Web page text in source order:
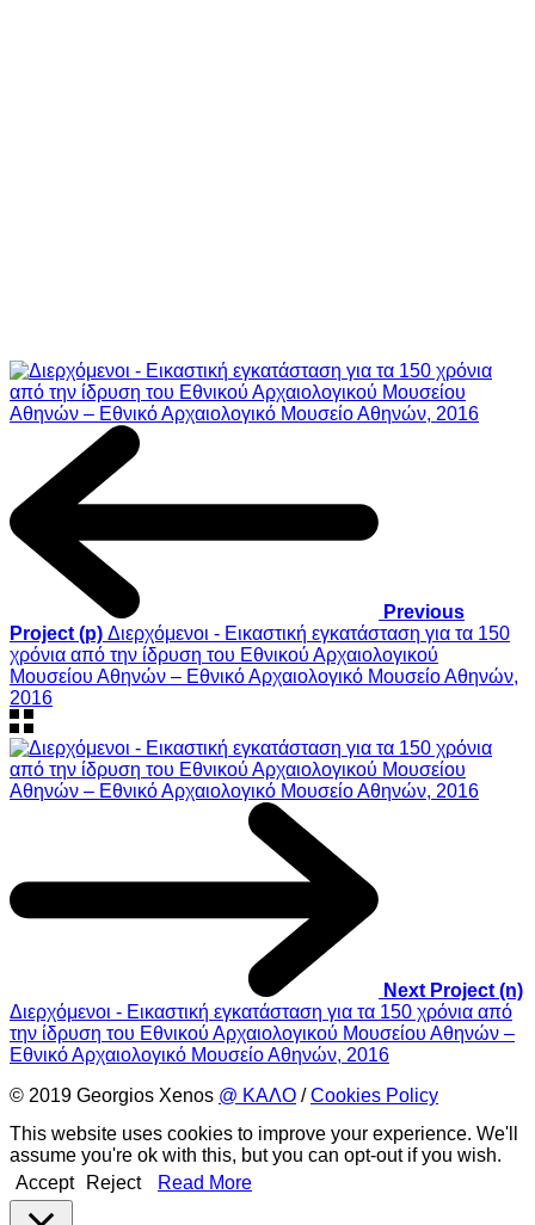
Previous
Project (p) Διερχόμενοι - Εικαστική εγκατάσταση για τα 150
χρόνια από την ίδρυση του Εθνικού Αρχαιολογικού
Μουσείου Αθηνών – Εθνικό Αρχαιολογικό Μουσείο Αθηνών,
2016
Next Project (n)
Διερχόμενοι - Εικαστική εγκατάσταση για τα 150 χρόνια από
την ίδρυση του Εθνικού Αρχαιολογικού Μουσείου Αθηνών –
Εθνικό Αρχαιολογικό Μουσείο Αθηνών, 2016
© 2019 Georgios Xenos @ ΚΑΛΟ /Cookies Policy
This website uses cookies to improve your experience. We'll
assume you're ok with this, but you can opt-out if you wish.
Accept
Reject Read More